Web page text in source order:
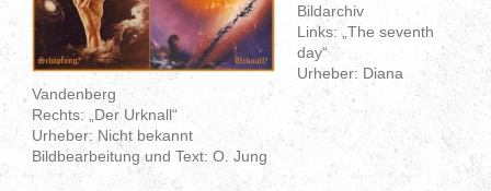
Bildarchiv
Links: „The seventh
day“
Urheber: Diana
Vandenberg
Rechts: „Der Urknall“
Urheber: Nicht bekannt
Bildbearbeitung und Text: O. Jung